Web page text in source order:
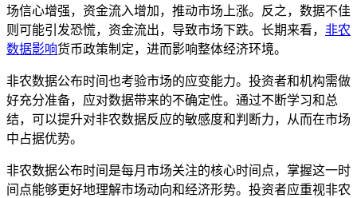
场信心增强，资金流入增加，推动市场上涨。反之，数据不佳
则可能引发恐慌，资金流出，导致市场下跌。长期来看， 非农
数据影响货币政策制定，进而影响整体经济环境。
非农数据公布时间也考验市场的应变能力。投资者和机构需做
好充分准备，应对数据带来的不确定性。通过不断学习和总
结，可以提升对非农数据反应的敏感度和判断力，从而在市场
中占据优势。
非农数据公布时间是每月市场关注的核心时间点，掌握这一时
间点能够更好地理解市场动向和经济形势。投资者应重视非农